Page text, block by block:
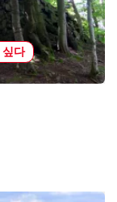
싶다